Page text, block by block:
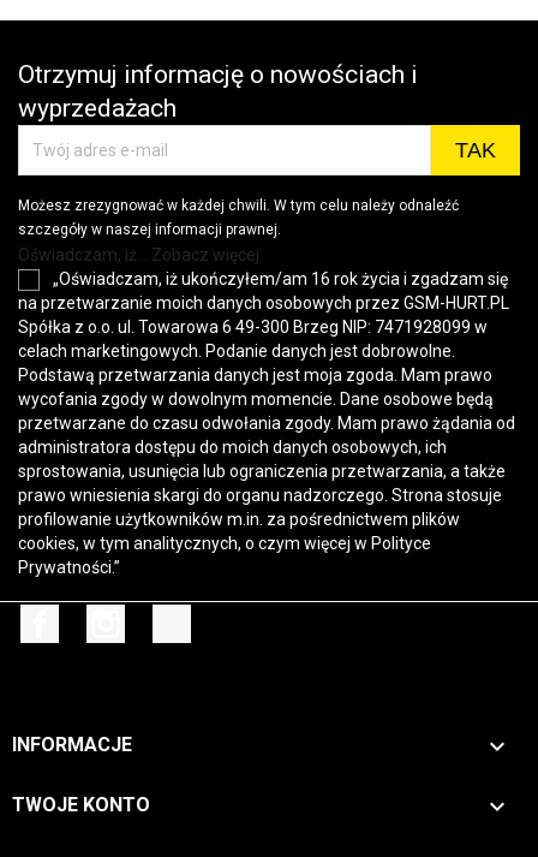
Otrzymuj informację o nowościach i
wyprzedażach
Możesz zrezygnować w każdej chwili. W tym celu należy odnaleźć
szczegóły w naszej informacji prawnej.
Oświadczam, iż... Zobacz więcej
„Oświadczam, iż ukończyłem/am 16 rok życia i zgadzam się
na przetwarzanie moich danych osobowych przez GSM-HURT.PL
Spółka z o.o. ul. Towarowa 6 49-300 Brzeg NIP: 7471928099 w
celach marketingowych. Podanie danych jest dobrowolne.
Podstawą przetwarzania danych jest moja zgoda. Mam prawo
wycofania zgody w dowolnym momencie. Dane osobowe będą
przetwarzane do czasu odwołania zgody. Mam prawo żądania od
administratora dostępu do moich danych osobowych, ich
sprostowania, usunięcia lub ograniczenia przetwarzania, a także
prawo wniesienia skargi do organu nadzorczego. Strona stosuje
profilowanie użytkowników m.in. za pośrednictwem plików
cookies, w tym analitycznych, o czym więcej w Polityce
Prywatności.”
INFORMACJE 
TWOJE KONTO 